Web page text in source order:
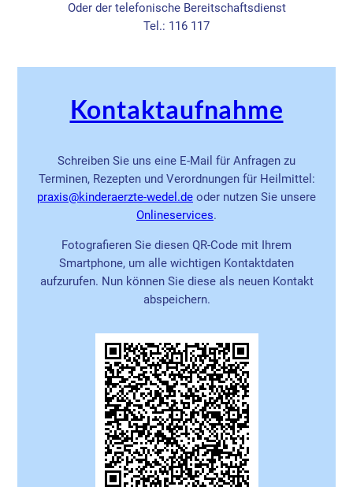
Oder der telefonische Bereitschaftsdienst
Tel.: 116 117
Kontaktaufnahme
Schreiben Sie uns eine E-Mail für Anfragen zu
Terminen, Rezepten und Verordnungen für Heilmittel:
ed.ledew-etzrearednik@sixarp oder nutzen Sie unsere
Onlineservices.
Fotografieren Sie diesen QR-Code mit Ihrem
Smartphone, um alle wichtigen Kontaktdaten
aufzurufen. Nun können Sie diese als neuen Kontakt
abspeichern.